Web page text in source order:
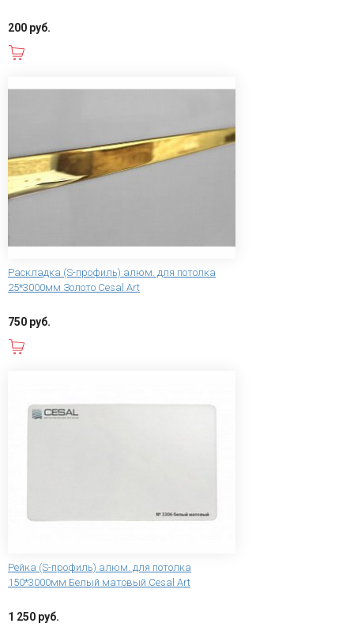
200 руб.
Раскладка (S-профиль) алюм. для потолка
25*3000мм Золото Cesal Art
750 руб.
Рейка (S-профиль) алюм. для потолка
150*3000мм Белый матовый Cesal Art
1 250 руб.